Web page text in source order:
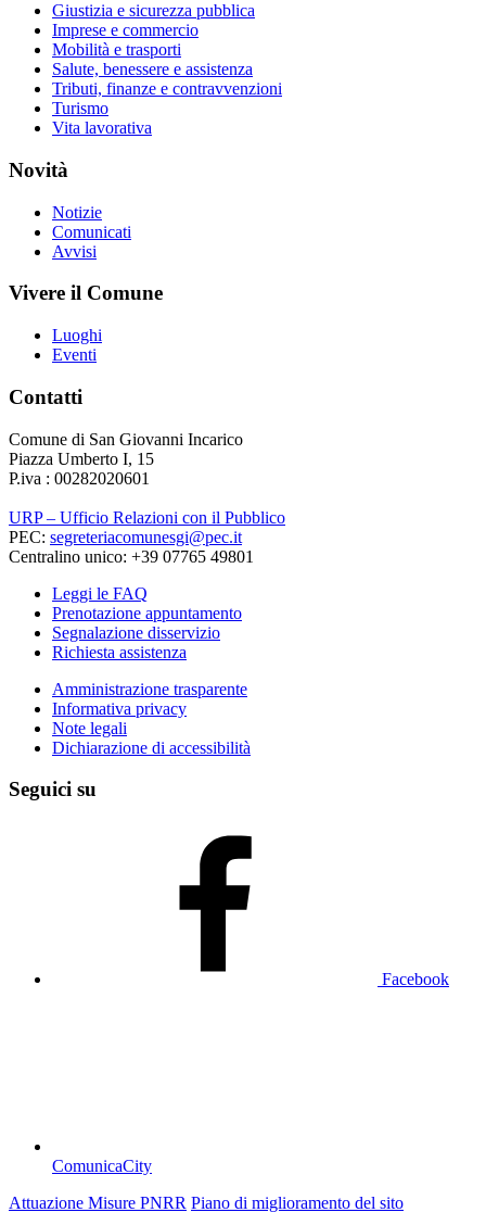
Giustizia e sicurezza pubblica
Imprese e commercio
Mobilità e trasporti
Salute, benessere e assistenza
Tributi, finanze e contravvenzioni
Turismo
Vita lavorativa
Novità
Notizie
Comunicati
Avvisi
Vivere il Comune
Luoghi
Eventi
Contatti
Comune di San Giovanni Incarico
Piazza Umberto I, 15
P.iva : 00282020601
URP – Ufficio Relazioni con il Pubblico
PEC: segreteriacomunesgi@pec.it
Centralino unico: +39 07765 49801
Leggi le FAQ
Prenotazione appuntamento
Segnalazione disservizio
Richiesta assistenza
Amministrazione trasparente
Informativa privacy
Note legali
Dichiarazione di accessibilità
Seguici su
Facebook
ComunicaCity
Attuazione Misure PNRR Piano di miglioramento del sito